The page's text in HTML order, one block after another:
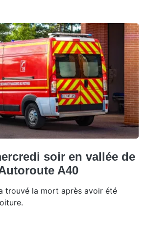
soir en vallée de
A40
trouvé la mort après avoir été